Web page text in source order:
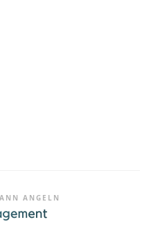
ANGELN